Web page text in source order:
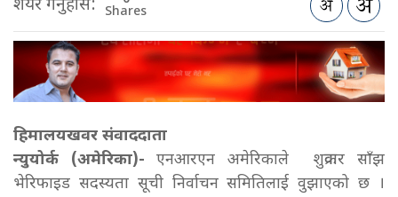
शेयर गर्नुहोस: Shares
हिमालयखवर संवाददाता
न्युयोर्क (अमेरिका)- एनआरएन अमेरिकाले शुक्रवार साँझ
भेरिफाइड सदस्यता सूची निर्वाचन समितिलाई वुझाएको छ ।